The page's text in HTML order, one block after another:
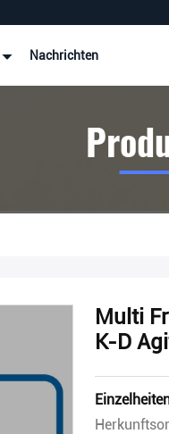
Nachrichten
Multi
K-D